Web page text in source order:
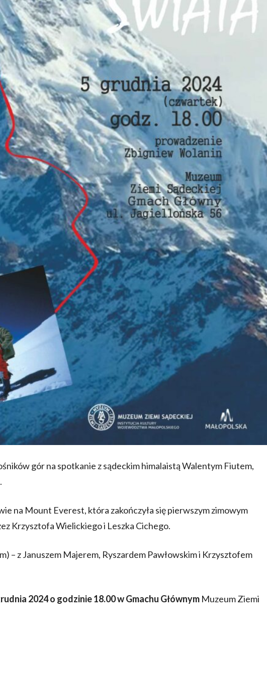
gór na spotkanie z sądeckim himalaistą Walentym Fiutem,
na Mount Everest, która zakończyła się pierwszym zimowym
Krzysztofa Wielickiego i Leszka Cichego.
– z Januszem Majerem, Ryszardem Pawłowskim i Krzysztofem
2024 o godzinie 18.00 w Gmachu Głównym Muzeum Ziemi